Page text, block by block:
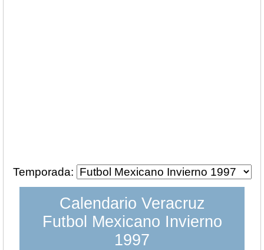
Temporada:
Calendario Veracruz
Futbol Mexicano Invierno
1997